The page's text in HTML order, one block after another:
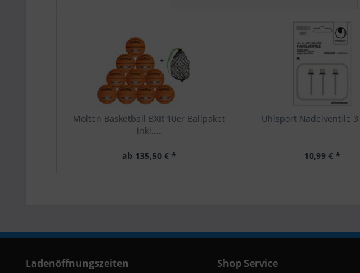
Molten Basketball BXR 10er Ballpaket
inkl....
ab 135,50 € *
Uhlsport Nadelventile 3
10,99 € *
Ladenöffnungszeiten Shop Service